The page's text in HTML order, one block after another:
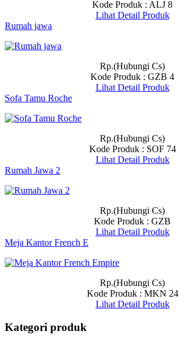
Kode Produk : ALJ 8
Lihat Detail Produk
Rumah jawa
Rp.(Hubungi Cs)
Kode Produk : GZB 4
Lihat Detail Produk
Sofa Tamu Roche
Rp.(Hubungi Cs)
Kode Produk : SOF 74
Lihat Detail Produk
Rumah Jawa 2
Rp.(Hubungi Cs)
Kode Produk : GZB
Lihat Detail Produk
Meja Kantor French E
Rp.(Hubungi Cs)
Kode Produk : MKN 24
Lihat Detail Produk
Kategori produk